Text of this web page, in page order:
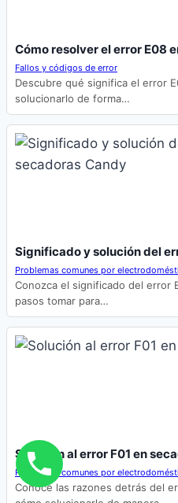
Cómo resolver el error E08
Fallos y códigos de error
Descubre qué significa el error
solucionarlo de forma…
Significado y solución del
Problemas comunes por
Conozca el significado del error
pasos tomar para…
Solución al error F01 en
Problemas comunes por
Conoce las razones detrás del